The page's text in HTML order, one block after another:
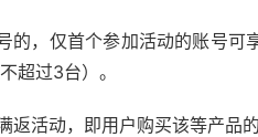
，仅首个参加活动的账号可
超过3台）。
活动，即用户购买该等产品